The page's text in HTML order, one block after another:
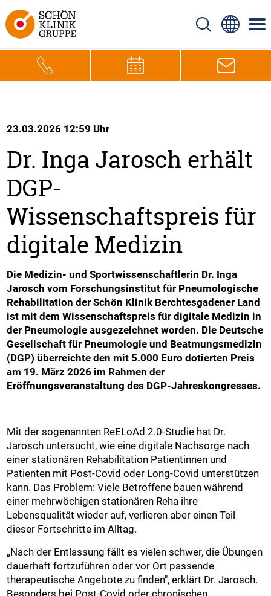
23.03.2026 12:59 Uhr
Dr. Inga Jarosch erhält
DGP-
Wissenschaftspreis für
digitale Medizin
Die Medizin- und Sportwissenschaftlerin Dr. Inga
Jarosch vom Forschungsinstitut für Pneumologische
Rehabilitation der Schön Klinik Berchtesgadener Land
ist mit dem Wissenschaftspreis für digitale Medizin in
der Pneumologie ausgezeichnet worden. Die Deutsche
Gesellschaft für Pneumologie und Beatmungsmedizin
(DGP) überreichte den mit 5.000 Euro dotierten Preis
am 19. März 2026 im Rahmen der
Eröffnungsveranstaltung des DGP-Jahreskongresses.
Mit der sogenannten ReELoAd 2.0-Studie hat Dr.
Jarosch untersucht, wie eine digitale Nachsorge nach
einer stationären Rehabilitation Patientinnen und
Patienten mit Post-Covid oder Long-Covid unterstützen
kann. Das Problem: Viele Betroffene bauen während
einer mehrwöchigen stationären Reha ihre
Lebensqualität wieder auf, verlieren aber einen Teil
dieser Fortschritte im Alltag.
„Nach der Entlassung fällt es vielen schwer, die Übungen
dauerhaft fortzuführen oder vor Ort passende
therapeutische Angebote zu finden", erklärt Dr. Jarosch.
Besonders bei Post-Covid oder chronischen